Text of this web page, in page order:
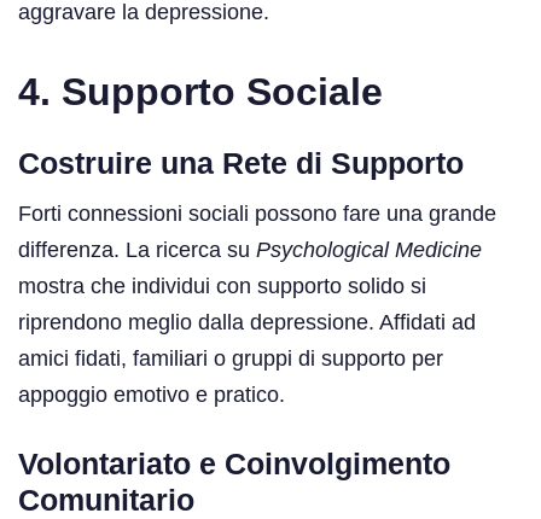
aggravare la depressione.
4. Supporto Sociale
Costruire una Rete di Supporto
Forti connessioni sociali possono fare una grande
differenza. La ricerca su Psychological Medicine
mostra che individui con supporto solido si
riprendono meglio dalla depressione. Affidati ad
amici fidati, familiari o gruppi di supporto per
appoggio emotivo e pratico.
Volontariato e Coinvolgimento
Comunitario